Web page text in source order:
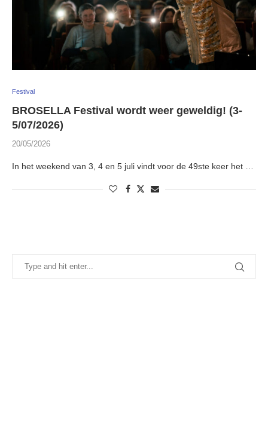
Festival
BROSELLA Festival wordt weer geweldig! (3-
5/07/2026)
20/05/2026
In het weekend van 3, 4 en 5 juli vindt voor de 49ste keer het …